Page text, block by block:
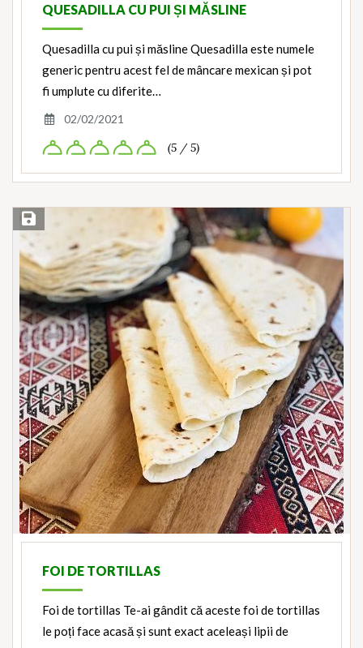
QUESADILLA CU PUI ȘI MĂSLINE
Quesadilla cu pui și măsline Quesadilla este numele
generic pentru acest fel de mâncare mexican și pot
fi umplute cu diferite…
02/02/2021
(5 / 5)
Save Recipe
FOI DE TORTILLAS
Foi de tortillas Te-ai gândit că aceste foi de tortillas
le poți face acasă și sunt exact aceleași lipii de